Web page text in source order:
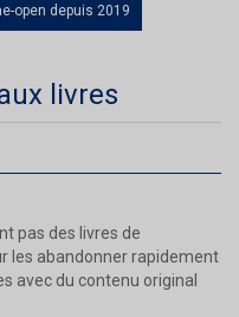
open depuis 2019
livres
pas des livres de
les abandonner rapidement
avec du contenu original